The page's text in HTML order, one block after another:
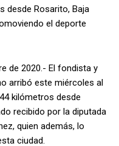
desde Rosarito, Baja
el deporte
de 2020.- El fondista y
arribó este miércoles al
kilómetros desde
recibido por la diputada
quien además, lo
ciudad.